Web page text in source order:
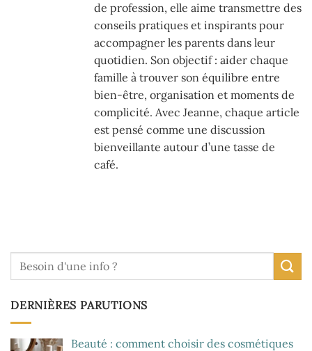
de profession, elle aime transmettre des
conseils pratiques et inspirants pour
accompagner les parents dans leur
quotidien. Son objectif : aider chaque
famille à trouver son équilibre entre
bien-être, organisation et moments de
complicité. Avec Jeanne, chaque article
est pensé comme une discussion
bienveillante autour d’une tasse de
café.
DERNIÈRES PARUTIONS
Beauté : comment choisir des cosmétiques